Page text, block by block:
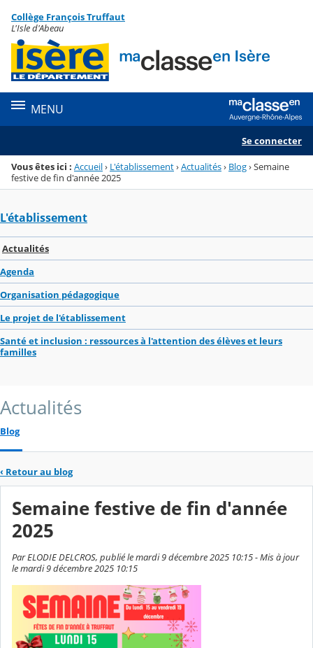
Menu de la rubrique
Contenu
Collège François Truffaut
L'Isle d'Abeau
MENU
Se connecter
Vous êtes ici : Accueil› L'établissement›Actualités› Blog›Semaine
festive de fin d'année 2025
L'établissement
Actualités
Agenda
Organisation pédagogique
Le projet de l'établissement
Santé et inclusion : ressources à l'attention des élèves et leurs
familles
Actualités
Blog
‹ Retour au blog
Semaine festive de fin d'année
2025
Par ELODIE DELCROS, publié le mardi 9 décembre 2025 10:15 - Mis à jour
le mardi 9 décembre 2025 10:15